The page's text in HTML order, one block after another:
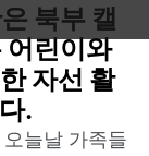
북부 캘
어린이와
자선 활
.
늘날 가족들